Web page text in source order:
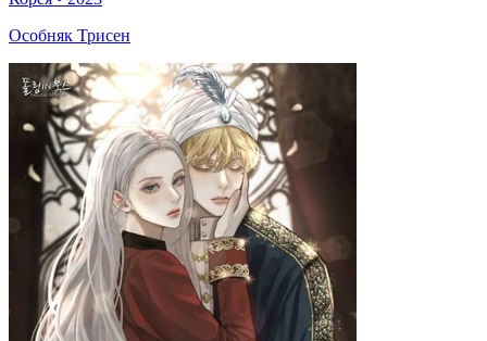
Особняк Трисен